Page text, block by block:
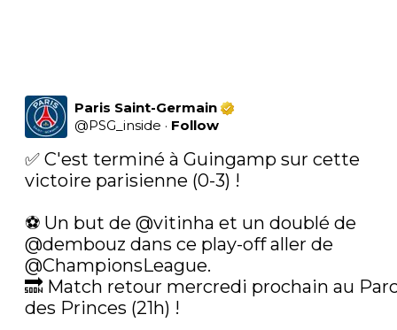
Paris Saint-Germain
@PSG_inside · Follow
✅ C'est terminé à Guingamp sur cette
victoire parisienne (0-3) !
⚽️ Un but de @vitinha
@dembouz
@ChampionsLeague.
🔜 Match retour mercredi prochain au
des Princes (21h) !